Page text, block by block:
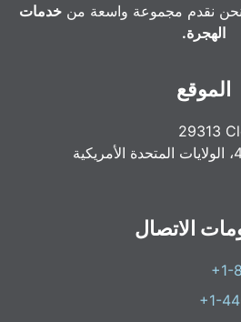
نحن نقدم مجموعة واسعة منخدمات
الهجرة.
الموقع
29313
الاتصال
+1-
+1-